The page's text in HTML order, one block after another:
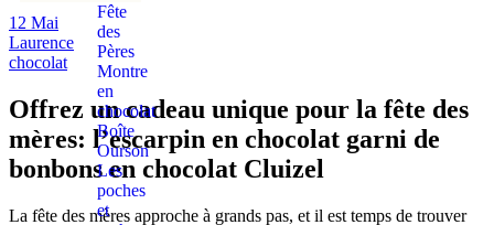
Fête
des
Pères
Montre
en
chocolat
Boîte
Ourson
Les
poches
et
12 Mai
Laurence
chocolat
Offrez un cadeau unique pour la fête des
mères: l’escarpin en chocolat garni de
bonbons en chocolat Cluizel
La fête des mères approche à grands pas, et il est temps de trouver